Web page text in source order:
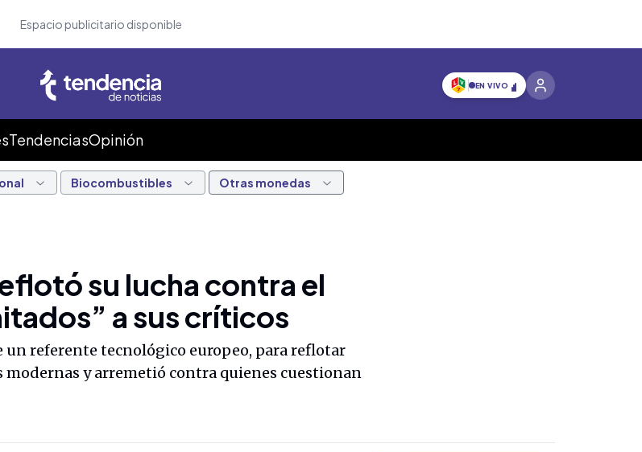
Espacio publicitario disponible
EN VIVO
TendenciasOpinión
Biocombustibles Otras monedas
su lucha contra el
a sus críticos
un referente tecnológico europeo, para reflotar
modernas y arremetió contra quienes cuestionan